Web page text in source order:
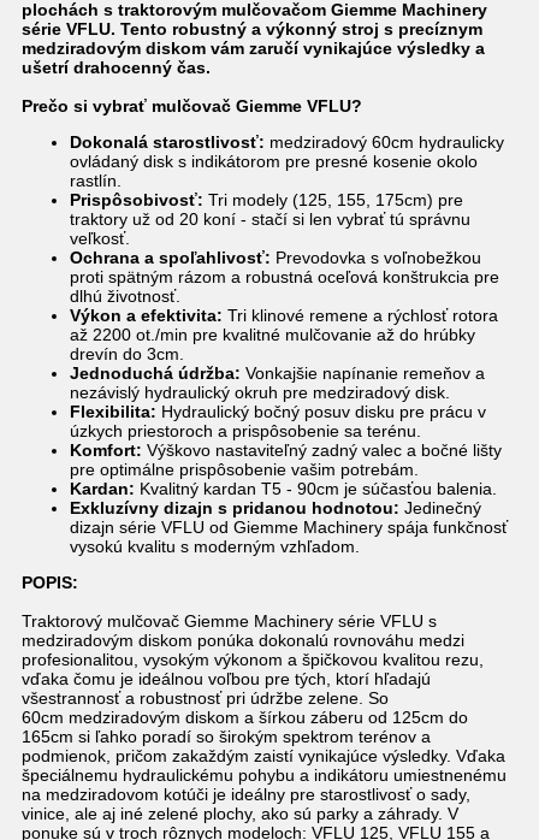
plochách s traktorovým mulčovačom Giemme Machinery
série VFLU. Tento robustný a výkonný stroj s precíznym
medziradovým diskom vám zaručí vynikajúce výsledky a
ušetrí drahocenný čas.
Prečo si vybrať mulčovač Giemme VFLU?
Dokonalá starostlivosť: medziradový 60cm hydraulicky
ovládaný disk s indikátorom pre presné kosenie okolo
rastlín.
Prispôsobivosť: Tri modely (125, 155, 175cm) pre
traktory už od 20 koní - stačí si len vybrať tú správnu
veľkosť.
Ochrana a spoľahlivosť: Prevodovka s voľnobežkou
proti spätným rázom a robustná oceľová konštrukcia pre
dlhú životnosť.
Výkon a efektivita: Tri klinové remene a rýchlosť rotora
až 2200 ot./min pre kvalitné mulčovanie až do hrúbky
drevín do 3cm.
Jednoduchá údržba: Vonkajšie napínanie remeňov a
nezávislý hydraulický okruh pre medziradový disk.
Flexibilita: Hydraulický bočný posuv disku pre prácu v
úzkych priestoroch a prispôsobenie sa terénu.
Komfort: Výškovo nastaviteľný zadný valec a bočné lišty
pre optimálne prispôsobenie vašim potrebám.
Kardan: Kvalitný kardan T5 - 90cm je súčasťou balenia.
Exkluzívny dizajn s pridanou hodnotou: Jedinečný
dizajn série VFLU od Giemme Machinery spája funkčnosť
vysokú kvalitu s moderným vzhľadom.
POPIS:
Traktorový mulčovač Giemme Machinery série VFLU s
medziradovým diskom ponúka dokonalú rovnováhu medzi
profesionalitou, vysokým výkonom a špičkovou kvalitou rezu,
vďaka čomu je ideálnou voľbou pre tých, ktorí hľadajú
všestrannosť a robustnosť pri údržbe zelene. So
60cm medziradovým diskom a šírkou záberu od 125cm do
165cm si ľahko poradí so širokým spektrom terénov a
podmienok, pričom zakaždým zaistí vynikajúce výsledky. Vďaka
špeciálnemu hydraulickému pohybu a indikátoru umiestnenému
na medziradovom kotúči je ideálny pre starostlivosť o sady,
vinice, ale aj iné zelené plochy, ako sú parky a záhrady. V
ponuke sú v troch rôznych modeloch: VFLU 125, VFLU 155 a